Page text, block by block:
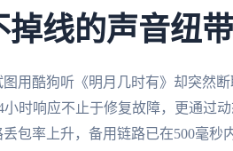
掉线的声音纽带
图用酷狗听《明月几时有》却突然
小时响应不止于修复故障，更通过
丢包率上升，备用链路已在500毫